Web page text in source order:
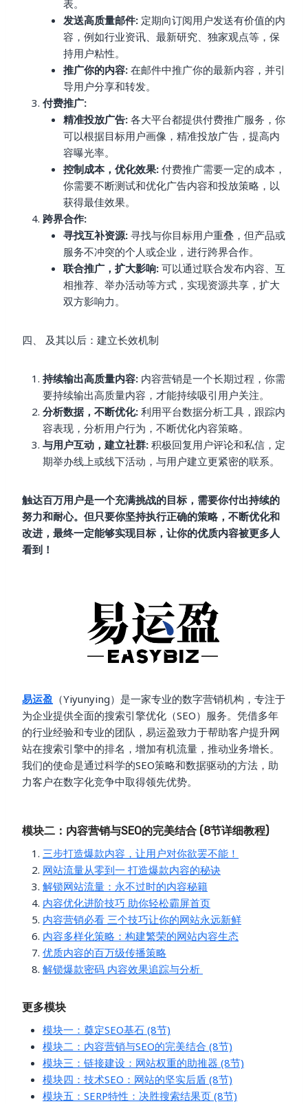
表。
发送高质量邮件: 定期向订阅用户发送有价值的内
容，例如行业资讯、最新研究、独家观点等，保
持用户粘性。
推广你的内容: 在邮件中推广你的最新内容，并引
导用户分享和转发。
付费推广:
精准投放广告: 各大平台都提供付费推广服务，你
可以根据目标用户画像，精准投放广告，提高内
容曝光率。
控制成本，优化效果: 付费推广需要一定的成本，
你需要不断测试和优化广告内容和投放策略，以
获得最佳效果。
跨界合作:
寻找互补资源: 寻找与你目标用户重叠，但产品或
服务不冲突的个人或企业，进行跨界合作。
联合推广，扩大影响: 可以通过联合发布内容、互
相推荐、举办活动等方式，实现资源共享，扩大
双方影响力。
四、 及其以后：建立长效机制
持续输出高质量内容: 内容营销是一个长期过程，你需
要持续输出高质量内容，才能持续吸引用户关注。
分析数据，不断优化: 利用平台数据分析工具，跟踪内
容表现，分析用户行为，不断优化内容策略。
与用户互动，建立社群: 积极回复用户评论和私信，定
期举办线上或线下活动，与用户建立更紧密的联系。
触达百万用户是一个充满挑战的目标，需要你付出持续的
努力和耐心。但只要你坚持执行正确的策略，不断优化和
改进，最终一定能够实现目标，让你的优质内容被更多人
看到！
易运盈 （Yiyunying）是一家专业的数字营销机构，专注于
为企业提供全面的搜索引擎优化（SEO）服务。凭借多年
的行业经验和专业的团队，易运盈致力于帮助客户提升网
站在搜索引擎中的排名，增加有机流量，推动业务增长。
我们的使命是通过科学的SEO策略和数据驱动的方法，助
力客户在数字化竞争中取得领先优势。
模块二：内容营销与SEO的完美结合 (8节详细教程)
三步打造爆款内容，让用户对你欲罢不能！
网站流量从零到一 打造爆款内容的秘诀
解锁网站流量：永不过时的内容秘籍
内容优化进阶技巧 助你轻松霸屏首页
内容营销必看 三个技巧让你的网站永远新鲜
内容多样化策略：构建繁荣的网站内容生态
优质内容的百万级传播策略
解锁爆款密码 内容效果追踪与分析
更多模块
模块一：奠定SEO基石 (8节)
模块二：内容营销与SEO的完美结合 (8节)
模块三：链接建设：网站权重的助推器 (8节)
模块四：技术SEO：网站的坚实后盾 (8节)
模块五：SERP特性：决胜搜索结果页 (8节)